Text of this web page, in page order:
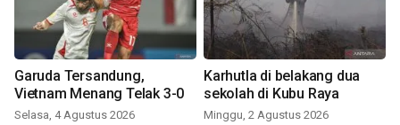
Garuda Tersandung,
Vietnam Menang Telak 3-0
Selasa, 4 Agustus 2026
Karhutla di belakang dua
sekolah di Kubu Raya
Minggu, 2 Agustus 2026